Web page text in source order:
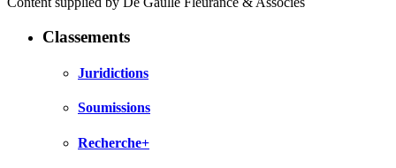
Classements
Juridictions
Soumissions
Recherche+